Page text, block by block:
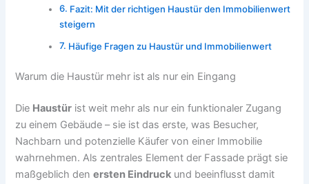
Fazit: Mit der richtigen Haustür den Immobilienwert
steigern
Häufige Fragen zu Haustür und Immobilienwert
Warum die Haustür mehr ist als nur ein Eingang
Die Haustür ist weit mehr als nur ein funktionaler Zugang
zu einem Gebäude – sie ist das erste, was Besucher,
Nachbarn und potenzielle Käufer von einer Immobilie
wahrnehmen. Als zentrales Element der Fassade prägt sie
maßgeblich denersten Eindruck und beeinflusst damit